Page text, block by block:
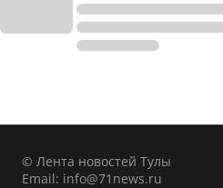
© Лента новостей Тулы
Email: info@71news.ru